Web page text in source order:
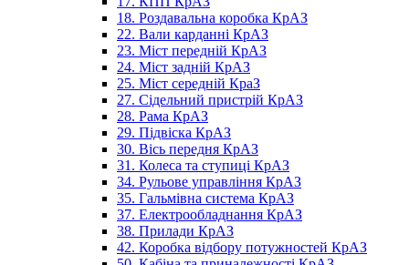
18. Роздавальна коробка КрАЗ
22. Вали карданні КрАЗ
23. Міст передній КрАЗ
24. Міст задній КрАЗ
25. Міст середній КраЗ
27. Сідельний пристрій КрАЗ
28. Рама КрАЗ
29. Підвіска КрАЗ
30. Вісь передня КрАЗ
31. Колеса та ступиці КрАЗ
34. Рульове управління КрАЗ
35. Гальмівна система КрАЗ
37. Електрообладнання КрАЗ
38. Прилади КрАЗ
42. Коробка відбору потужностей КрАЗ